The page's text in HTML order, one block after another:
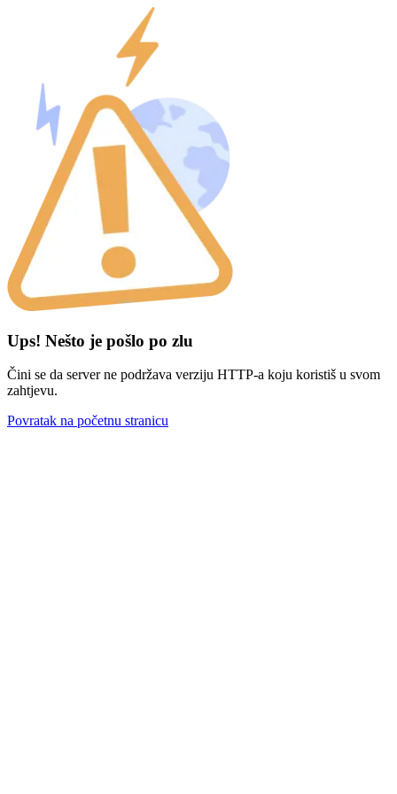
Ups! Nešto je pošlo po zlu
Čini se da server ne podržava verziju HTTP-a koju koristiš u svom
zahtjevu.
Povratak na početnu stranicu